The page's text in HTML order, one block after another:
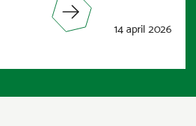
14 april 2026